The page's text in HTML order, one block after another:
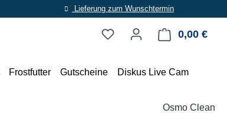
Lieferung zum Wunschtermin
0,00 €
Frostfutter Gutscheine Diskus Live Cam
Osmo Clean